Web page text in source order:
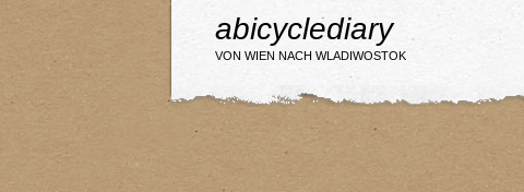
abicyclediary
VON WIEN NACH WLADIWOSTOK